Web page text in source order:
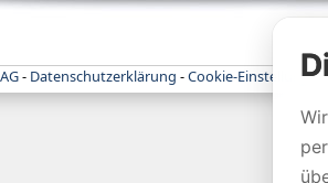
- Datenschutzerklärung -Cookie-Einstellungen